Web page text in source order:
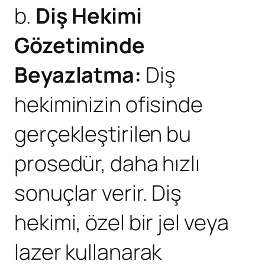
b. Diş Hekimi
Gözetiminde
Beyazlatma: Diş
hekiminizin ofisinde
gerçekleştirilen bu
prosedür, daha hızlı
sonuçlar verir. Diş
hekimi, özel bir jel veya
lazer kullanarak